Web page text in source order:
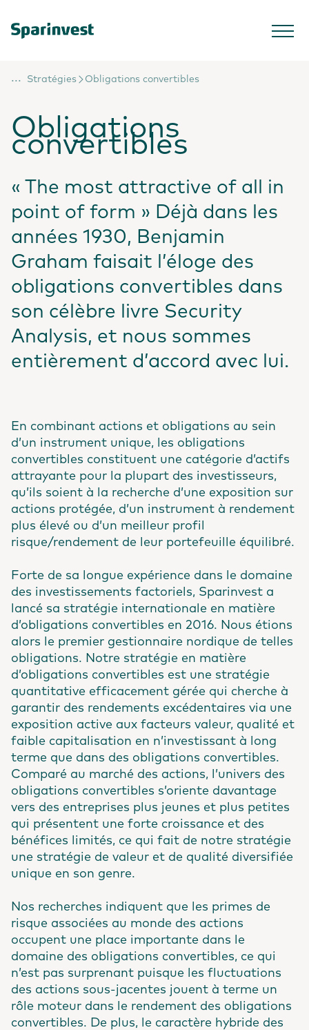
... Stratégies Obligations convertibles
Obligations
convertibles
« The most attractive of all in
point of form » Déjà dans les
années 1930, Benjamin
Graham faisait l’éloge des
obligations convertibles dans
son célèbre livre Security
Analysis, et nous sommes
entièrement d’accord avec lui.
En combinant actions et obligations au sein
d’un instrument unique, les obligations
convertibles constituent une catégorie d’actifs
attrayante pour la plupart des investisseurs,
qu’ils soient à la recherche d’une exposition sur
actions protégée, d’un instrument à rendement
plus élevé ou d’un meilleur profil
risque/rendement de leur portefeuille équilibré.
Forte de sa longue expérience dans le domaine
des investissements factoriels, Sparinvest a
lancé sa stratégie internationale en matière
d’obligations convertibles en 2016. Nous étions
alors le premier gestionnaire nordique de telles
obligations. Notre stratégie en matière
d’obligations convertibles est une stratégie
quantitative efficacement gérée qui cherche à
garantir des rendements excédentaires via une
exposition active aux facteurs valeur, qualité et
faible capitalisation en n’investissant à long
terme que dans des obligations convertibles.
Comparé au marché des actions, l’univers des
obligations convertibles s’oriente davantage
vers des entreprises plus jeunes et plus petites
qui présentent une forte croissance et des
bénéfices limités, ce qui fait de notre stratégie
une stratégie de valeur et de qualité diversifiée
unique en son genre.
Nos recherches indiquent que les primes de
risque associées au monde des actions
occupent une place importante dans le
domaine des obligations convertibles, ce qui
n’est pas surprenant puisque les fluctuations
des actions sous-jacentes jouent à terme un
rôle moteur dans le rendement des obligations
convertibles. De plus, le caractère hybride des